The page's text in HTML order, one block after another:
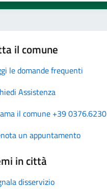
il comune
le domande frequenti
Assistenza
il comune +39 0376.6230
un appuntamento
in città
disservizio